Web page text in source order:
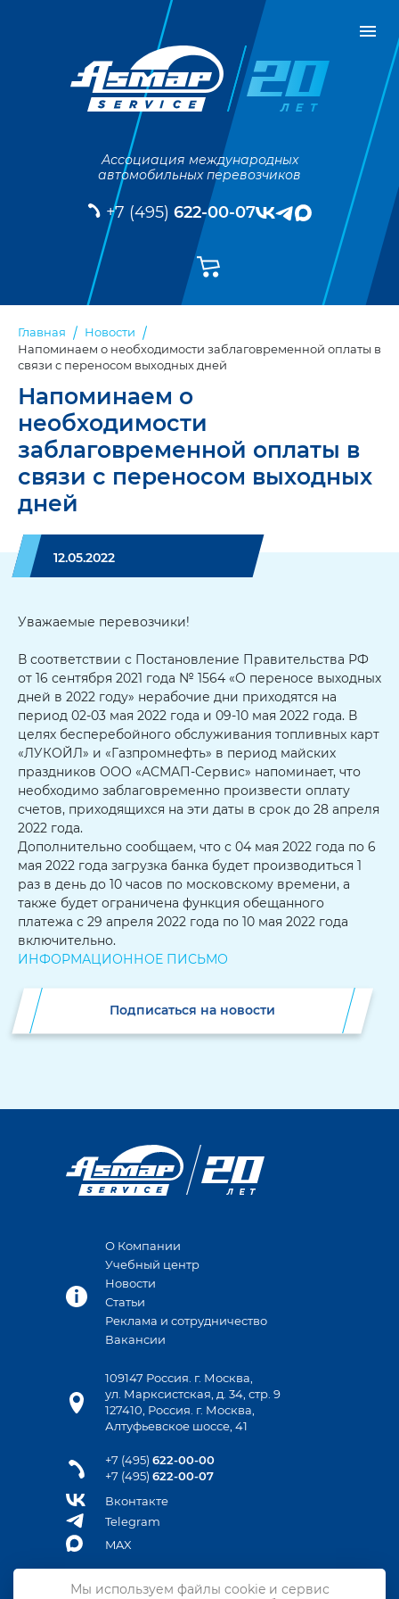
Ассоциация международных
автомобильных перевозчиков
+7 (495) 622-00-07
Главная
Новости
Напоминаем о необходимости заблаговременной оплаты в
связи с переносом выходных дней
Напоминаем о
необходимости
заблаговременной оплаты в
связи с переносом выходных
дней
12.05.2022
Уважаемые перевозчики!
В соответствии с Постановление Правительства РФ
от 16 сентября 2021 года № 1564 «О переносе выходных
дней в 2022 году» нерабочие дни приходятся на
период 02-03 мая 2022 года и 09-10 мая 2022 года. В
целях бесперебойного обслуживания топливных карт
«ЛУКОЙЛ» и «Газпромнефть» в период майских
праздников ООО «АСМАП-Сервис» напоминает, что
необходимо заблаговременно произвести оплату
счетов, приходящихся на эти даты в срок до 28 апреля
2022 года.
Дополнительно сообщаем, что с 04 мая 2022 года по 6
мая 2022 года загрузка банка будет производиться 1
раз в день до 10 часов по московскому времени, а
также будет ограничена функция обещанного
платежа с 29 апреля 2022 года по 10 мая 2022 года
включительно.
ИНФОРМАЦИОННОЕ ПИСЬМО
Подписаться на новости
О Компании
Учебный центр
Новости
Статьи
Реклама и сотрудничество
Вакансии
109147 Россия. г. Москва,
ул. Марксистская, д. 34, стр. 9
127410, Россия. г. Москва,
Алтуфьевское шоссе, 41
+7 (495) 622-00-00
+7 (495) 622-00-07
Вконтакте
Telegram
MAX
Мы используем файлы cookie и сервис